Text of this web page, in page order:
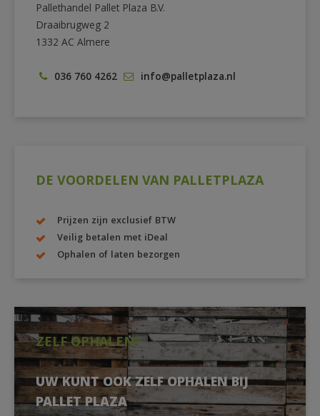
Pallethandel Pallet Plaza B.V.
Draaibrugweg 2
1332 AC Almere
036 760 4262 info@palletplaza.nl
DE VOORDELEN VAN PALLETPLAZA
Prijzen zijn exclusief BTW
Veilig betalen met iDeal
Ophalen of laten bezorgen
ZELF OPHALEN?
UW KUNT OOK ZELF OPHALEN BIJ
PALLET PLAZA